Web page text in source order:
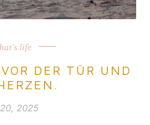
life
DER TÜR UND
2025